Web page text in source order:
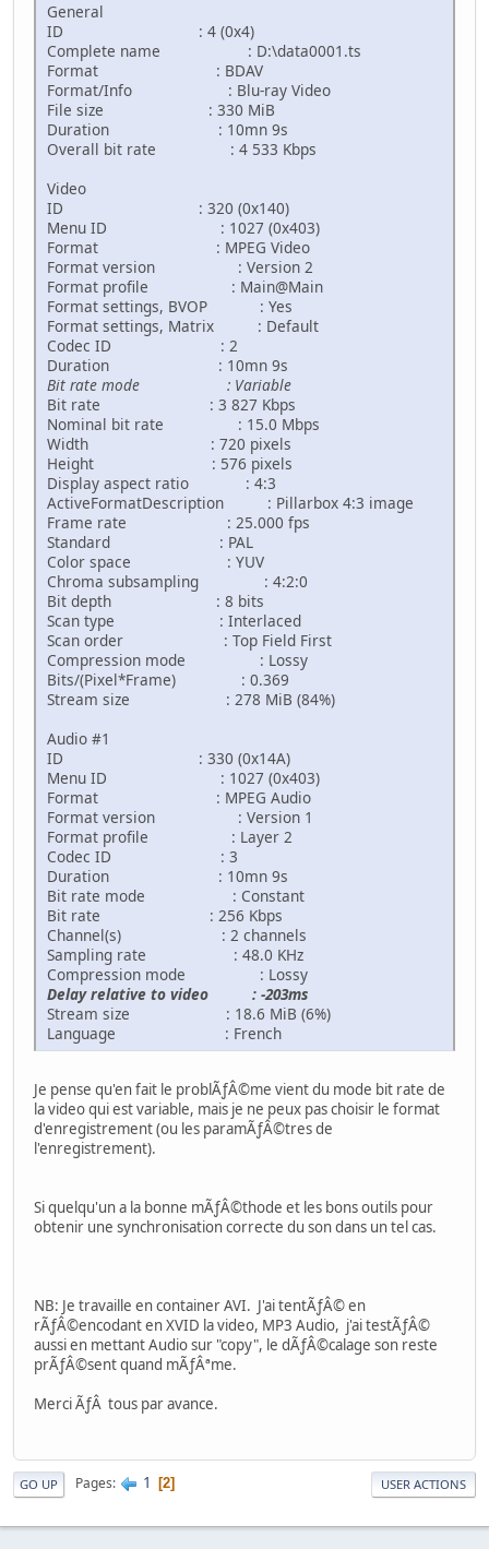
General
ID : 4 (0x4)
Complete name : D:\data0001.ts
Format : BDAV
Format/Info : Blu-ray Video
File size : 330 MiB
Duration : 10mn 9s
Overall bit rate : 4 533 Kbps
Video
ID : 320 (0x140)
Menu ID : 1027 (0x403)
Format : MPEG Video
Format version : Version 2
Format profile : Main@Main
Format settings, BVOP : Yes
Format settings, Matrix : Default
Codec ID : 2
Duration : 10mn 9s
Bit rate mode : Variable
Bit rate : 3 827 Kbps
Nominal bit rate : 15.0 Mbps
Width : 720 pixels
Height : 576 pixels
Display aspect ratio : 4:3
ActiveFormatDescription : Pillarbox 4:3 image
Frame rate : 25.000 fps
Standard : PAL
Color space : YUV
Chroma subsampling : 4:2:0
Bit depth : 8 bits
Scan type : Interlaced
Scan order : Top Field First
Compression mode : Lossy
Bits/(Pixel*Frame) : 0.369
Stream size : 278 MiB (84%)
Audio #1
ID : 330 (0x14A)
Menu ID : 1027 (0x403)
Format : MPEG Audio
Format version : Version 1
Format profile : Layer 2
Codec ID : 3
Duration : 10mn 9s
Bit rate mode : Constant
Bit rate : 256 Kbps
Channel(s) : 2 channels
Sampling rate : 48.0 KHz
Compression mode : Lossy
Delay relative to video : -203ms
Stream size : 18.6 MiB (6%)
Language : French
Je pense qu'en fait le problÃƒÂ©me vient du mode bit rate de
la video qui est variable, mais je ne peux pas choisir le format
d'enregistrement (ou les paramÃƒÂ©tres de
l'enregistrement).
Si quelqu'un a la bonne mÃƒÂ©thode et les bons outils pour
obtenir une synchronisation correcte du son dans un tel cas.
NB: Je travaille en container AVI. J'ai tentÃƒÂ© en
rÃƒÂ©encodant en XVID la video, MP3 Audio, j'ai testÃƒÂ©
aussi en mettant Audio sur "copy", le dÃƒÂ©calage son reste
prÃƒÂ©sent quand mÃƒÂªme.
Merci ÃƒÂ tous par avance.
GO UP Pages 1 2 USER ACTIONS